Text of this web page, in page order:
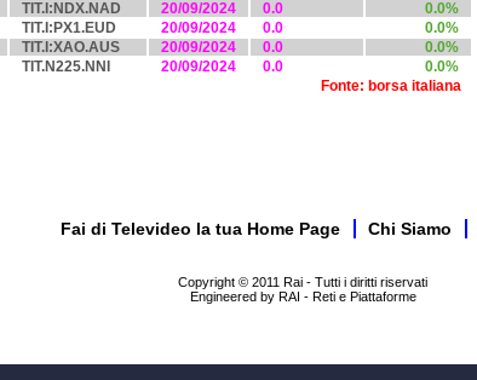
TIT.I:NDX.NAD 20/09/2024 0.0
0.0%
TIT.I:PX1.EUD 20/09/2024 0.0
0.0%
TIT.I:XAO.AUS 20/09/2024 0.0
0.0%
TIT.N225.NNI 20/09/2024 0.0
0.0%
Fonte: borsa italiana
Fai di Televideo la tua Home Page Chi Siamo
Copyright © 2011 Rai - Tutti i diritti riservati
Engineered by RAI - Reti e Piattaforme